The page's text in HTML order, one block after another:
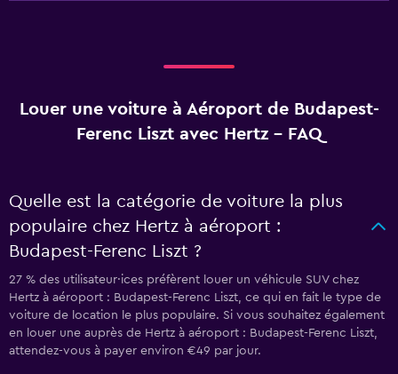
Louer une voiture à Aéroport de Budapest-
Ferenc Liszt avec Hertz - FAQ
Quelle est la catégorie de voiture la plus
populaire chez Hertz à aéroport :
Budapest-Ferenc Liszt ?
27 % des utilisateur·ices préfèrent louer un véhicule SUV chez
Hertz à aéroport : Budapest-Ferenc Liszt, ce qui en fait le type de
voiture de location le plus populaire. Si vous souhaitez également
en louer une auprès de Hertz à aéroport : Budapest-Ferenc Liszt,
attendez-vous à payer environ €49 par jour.